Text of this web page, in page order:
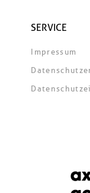
SERVICE
Impressum